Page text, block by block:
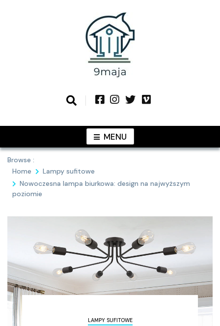
9MAJApomysłami
MENU
Browse :
Home
Lampy sufitowe
Nowoczesna lampa biurkowa: design na najwyższym
poziomie
LAMPY SUFITOWE